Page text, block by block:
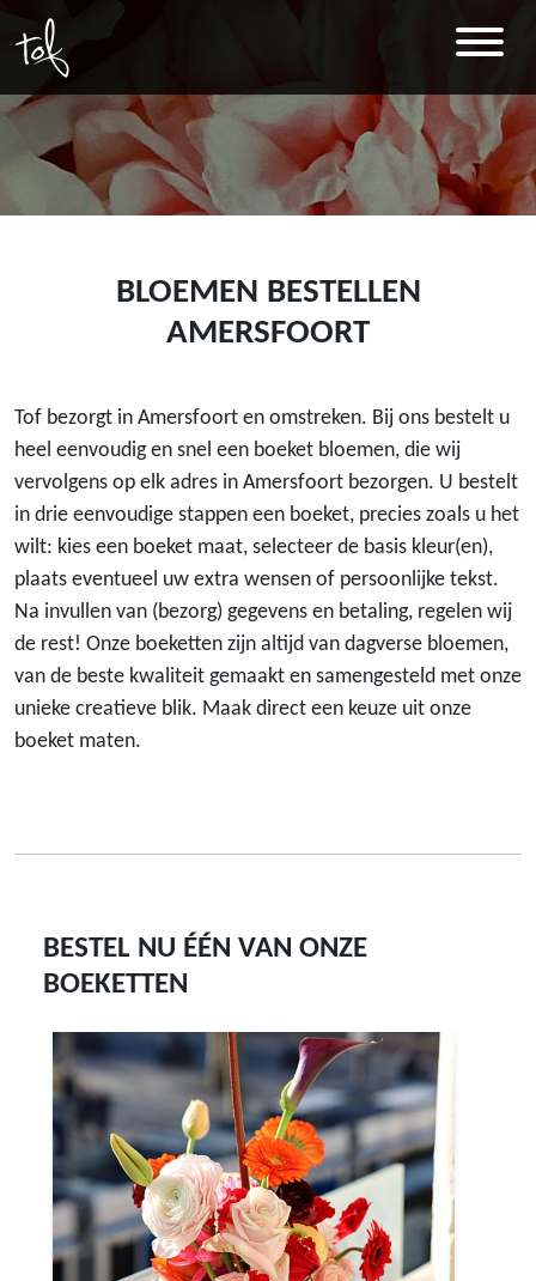
BLOEMEN BESTELLEN
AMERSFOORT
Tof bezorgt in Amersfoort en omstreken. Bij ons bestelt u
heel eenvoudig en snel een boeket bloemen, die wij
vervolgens op elk adres in Amersfoort bezorgen. U bestelt
in drie eenvoudige stappen een boeket, precies zoals u het
wilt: kies een boeket maat, selecteer de basis kleur(en),
plaats eventueel uw extra wensen of persoonlijke tekst.
Na invullen van (bezorg) gegevens en betaling, regelen wij
de rest! Onze boeketten zijn altijd van dagverse bloemen,
van de beste kwaliteit gemaakt en samengesteld met onze
unieke creatieve blik. Maak direct een keuze uit onze
boeket maten.
BESTEL NU ÉÉN VAN ONZE
BOEKETTEN